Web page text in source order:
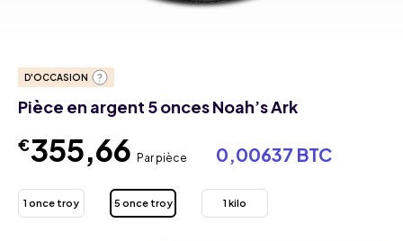
D'OCCASION
Pièce en argent 5 onces Noah’s Ark
€355,66 Par pièce 0,00637 BTC
1 once troy 5 once troy 1 kilo